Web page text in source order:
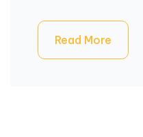
Read More